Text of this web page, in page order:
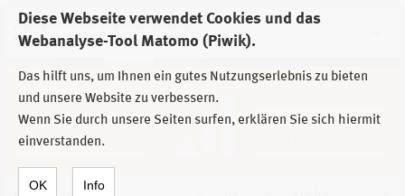
Diese Webseite verwendet Cookies und das
Webanalyse-Tool Matomo (Piwik).
Das hilft uns, um Ihnen ein gutes Nutzungserlebnis zu bieten
und unsere Website zu verbessern.
Wenn Sie durch unsere Seiten surfen, erklären Sie sich hiermit
einverstanden.
OK Info
Zur Auswahl der Einrichtungen der
Stiftung Sächsische Gedenkstätten